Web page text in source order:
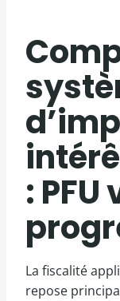
:
La fiscalité
repose